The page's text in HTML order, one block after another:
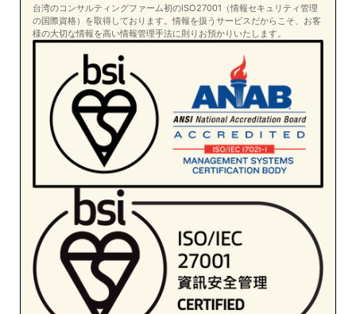
台湾のコンサルティングファーム初のISO27001（情報セキュリティ管理
の国際資格）を取得しております。情報を扱うサービスだからこそ、お客
様の大切な情報を高い情報管理手法に則りお預かりいたします。